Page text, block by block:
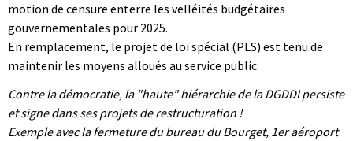
motion de censure enterre les velléités budgétaires
gouvernementales pour 2025.
En remplacement, le projet de loi spécial (PLS) est tenu de
maintenir les moyens alloués au service public.
Contre la démocratie, la "haute" hiérarchie de la DGDDI persiste
et signe dans ses projets de restructuration !
Exemple avec la fermeture du bureau du Bourget, 1er aéroport